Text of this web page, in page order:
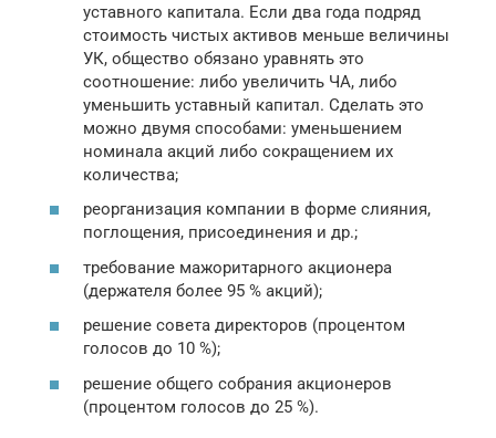
уставного капитала. Если два года подряд
стоимость чистых активов меньше величины
УК, общество обязано уравнять это
соотношение: либо увеличить ЧА, либо
уменьшить уставный капитал. Сделать это
можно двумя способами: уменьшением
номинала акций либо сокращением их
количества;
реорганизация компании в форме слияния,
поглощения, присоединения и др.;
требование мажоритарного акционера
(держателя более 95 % акций);
решение совета директоров (процентом
голосов до 10 %);
решение общего собрания акционеров
(процентом голосов до 25 %).